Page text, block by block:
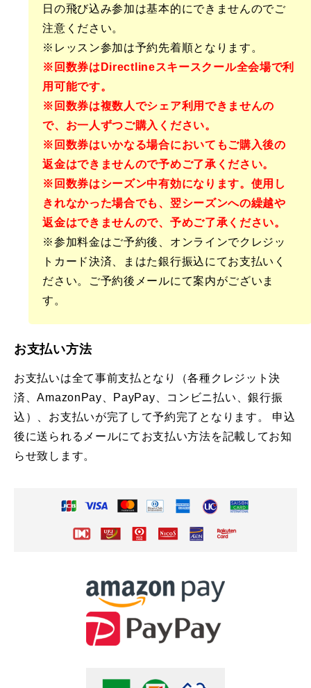
日の飛び込み参加は基本的にできませんのでご
注意ください。
※レッスン参加は予約先着順となります。
※回数券はDirectlineスキースクール全会場で利
用可能です。
※回数券は複数人でシェア利用できませんの
で、お一人ずつご購入ください。
※回数券はいかなる場合においてもご購入後の
返金はできませんので予めご了承ください。
※回数券はシーズン中有効になります。使用し
きれなかった場合でも、翌シーズンへの繰越や
返金はできませんので、予めご了承ください。
※参加料金はご予約後、オンラインでクレジッ
トカード決済、まはた銀行振込にてお支払いく
ださい。ご予約後メールにて案内がございま
す。
お支払い方法
お支払いは全て事前支払となり（各種クレジット決
済、AmazonPay、PayPay、コンビニ払い、銀行振
込）、お支払いが完了して予約完了となります。 申込
後に送られるメールにてお支払い方法を記載してお知
らせ致します。